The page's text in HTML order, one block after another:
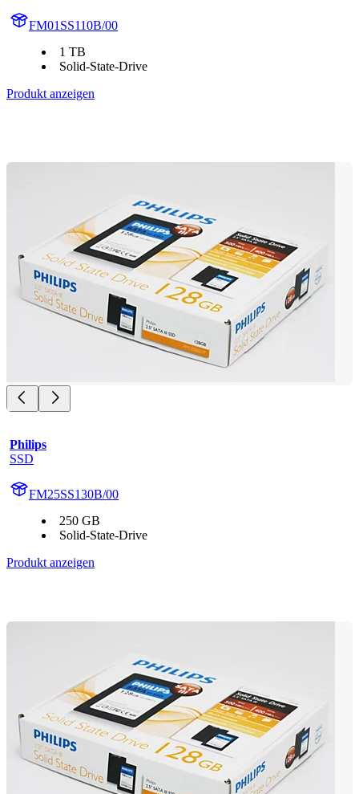
FM01SS110B/00
1 TB
Solid-State-Drive
Produkt anzeigen
Philips
SSD
FM25SS130B/00
250 GB
Solid-State-Drive
Produkt anzeigen